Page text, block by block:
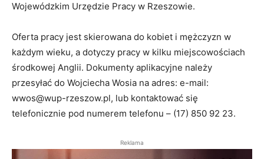
Wojewódzkim Urzędzie Pracy w Rzeszowie.
Oferta pracy jest skierowana do kobiet i mężczyzn w
każdym wieku, a dotyczy pracy w kilku miejscowościach
środkowej Anglii. Dokumenty aplikacyjne należy
przesyłać do Wojciecha Wosia na adres: e-mail:
wwos@wup-rzeszow.pl, lub kontaktować się
telefonicznie pod numerem telefonu – (17) 850 92 23.
Reklama